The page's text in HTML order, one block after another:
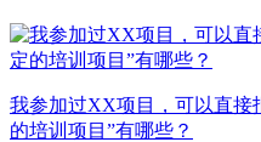
我参加过XX项目，可以直接
的培训项目”有哪些？